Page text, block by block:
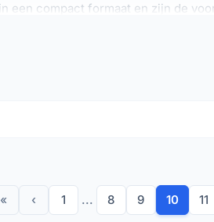
compact formaat en zijn de
terwijl AC-signalen worden
de betrouwbaarheid en
waarden om aan alle
« ‹ 1 ... 8 9 10 11